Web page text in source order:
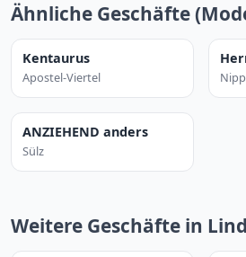
Ähnliche Geschäfte
Kentaurus
Apostel-Viertel
ANZIEHEND anders
Sülz
Weitere Geschäfte in